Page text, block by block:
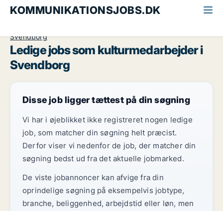
KOMMUNIKATIONSJOBS.DK
Svendborg
Ledige jobs som kulturmedarbejder i
Svendborg
Disse job ligger tættest på din søgning
Vi har i øjeblikket ikke registreret nogen ledige
job, som matcher din søgning helt præcist.
Derfor viser vi nedenfor de job, der matcher din
søgning bedst ud fra det aktuelle jobmarked.
De viste jobannoncer kan afvige fra din
oprindelige søgning på eksempelvis jobtype,
branche, beliggenhed, arbejdstid eller løn, men